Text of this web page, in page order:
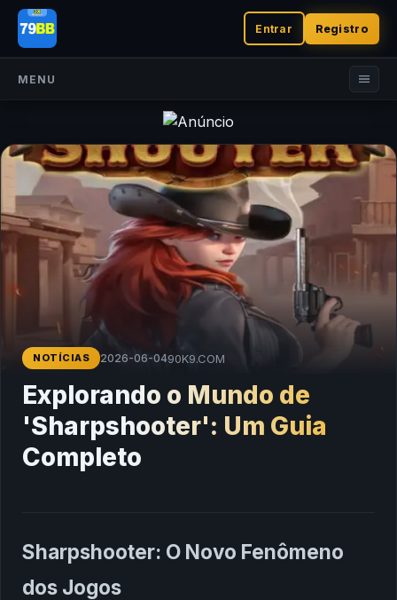
Entrar Registro
MENU
NOTÍCIAS 2026-06-0490K9.COM
Explorando o Mundo de
'Sharpshooter': Um Guia
Completo
Sharpshooter: O Novo Fenômeno
dos Jogos